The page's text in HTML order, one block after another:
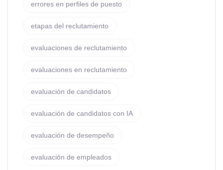
errores en perfiles de puesto
etapas del reclutamiento
evaluaciones de reclutamiento
evaluaciones en reclutamiento
evaluación de candidatos
evaluación de candidatos con IA
evaluación de desempeño
evaluación de empleados